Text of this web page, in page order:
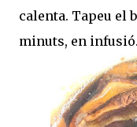
calenta. Tapeu el
minuts, en